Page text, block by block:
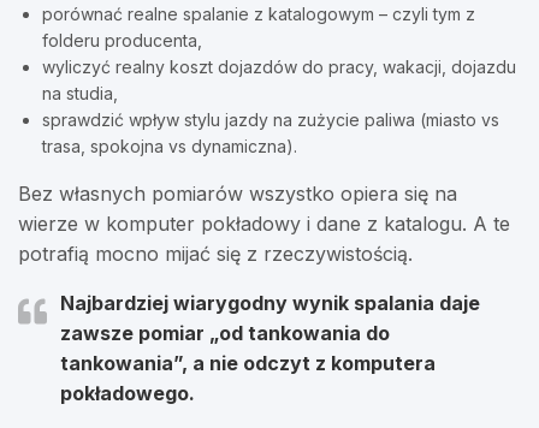
porównać realne spalanie z katalogowym – czyli tym z
folderu producenta,
wyliczyć realny koszt dojazdów do pracy, wakacji, dojazdu
na studia,
sprawdzić wpływ stylu jazdy na zużycie paliwa (miasto vs
trasa, spokojna vs dynamiczna).
Bez własnych pomiarów wszystko opiera się na
wierze w komputer pokładowy i dane z katalogu. A te
potrafią mocno mijać się z rzeczywistością.
Najbardziej wiarygodny wynik spalania daje
zawsze pomiar „od tankowania do
tankowania”, a nie odczyt z komputera
pokładowego.